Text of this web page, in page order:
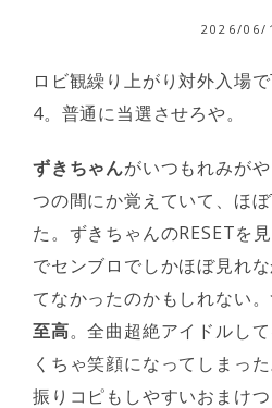
2026/06/
ロビ観繰り上がり対外入場
4。普通に当選させろや。
ずきちゃんがいつもれみが
つの間にか覚えていて、ほ
た。ずきちゃんのRESETを
でセンブロでしかほぼ見れ
てなかったのかもしれない。
至高。全曲超絶アイドルし
くちゃ笑顔になってしまっ
振りコピもしやすいおまけ